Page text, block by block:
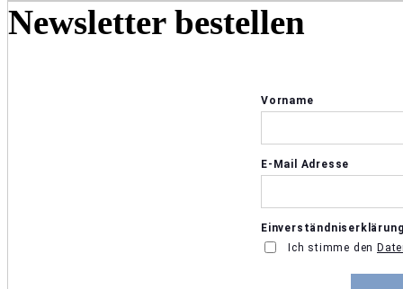
Newsletter bestellen